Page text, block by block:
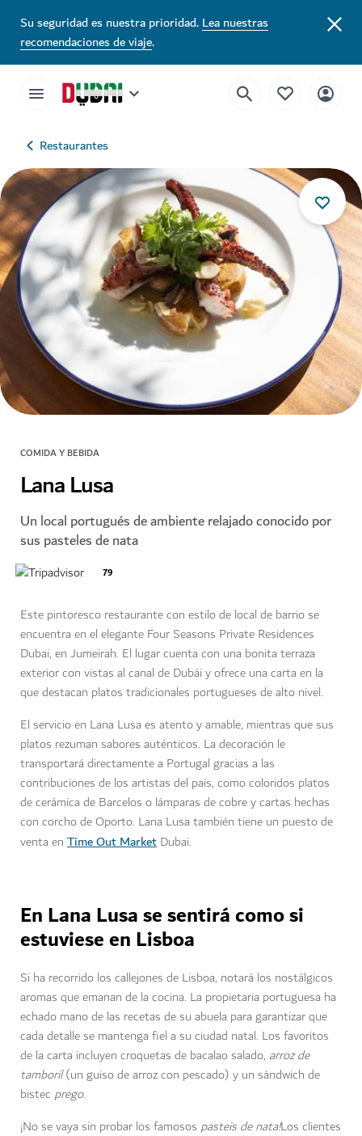
Su seguridad es nuestra prioridad.Lea nuestras
recomendaciones de viaje.
Restaurantes
COMIDA Y BEBIDA
Lana Lusa
Un local portugués de ambiente relajado conocido por
sus pasteles de nata
79
Este pintoresco restaurante con estilo de local de barrio se
encuentra en el elegante Four Seasons Private Residences
Dubai, en Jumeirah. El lugar cuenta con una bonita terraza
exterior con vistas al canal de Dubái y ofrece una carta en la
que destacan platos tradicionales portugueses de alto nivel.
El servicio en Lana Lusa es atento y amable, mientras que sus
platos rezuman sabores auténticos. La decoración le
transportará directamente a Portugal gracias a las
contribuciones de los artistas del país, como coloridos platos
de cerámica de Barcelos o lámparas de cobre y cartas hechas
con corcho de Oporto. Lana Lusa también tiene un puesto de
venta en Time Out Market Dubai.
En Lana Lusa se sentirá como si
estuviese en Lisboa
Si ha recorrido los callejones de Lisboa, notará los nostálgicos
aromas que emanan de la cocina. La propietaria portuguesa ha
echado mano de las recetas de su abuela para garantizar que
cada detalle se mantenga fiel a su ciudad natal. Los favoritos
de la carta incluyen croquetas de bacalao salado, arroz de
tamboril(un guiso de arroz con pescado) y un sándwich de
bistec prego.
¡No se vaya sin probar los famosos pasteis de nata!Los clientes